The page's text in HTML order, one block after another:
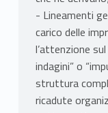
- Lineamenti
carico delle
l’attenzione
indagini” o
struttura
ricadute